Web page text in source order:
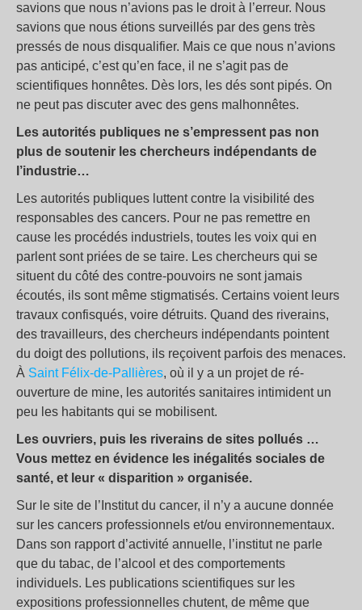
savions que nous n’avions pas le droit à l’erreur. Nous
savions que nous étions surveillés par des gens très
pressés de nous disqualifier. Mais ce que nous n’avions
pas anticipé, c’est qu’en face, il ne s’agit pas de
scientifiques honnêtes. Dès lors, les dés sont pipés. On
ne peut pas discuter avec des gens malhonnêtes.
Les autorités publiques ne s’empressent pas non
plus de soutenir les chercheurs indépendants de
l’industrie…
Les autorités publiques luttent contre la visibilité des
responsables des cancers. Pour ne pas remettre en
cause les procédés industriels, toutes les voix qui en
parlent sont priées de se taire. Les chercheurs qui se
situent du côté des contre-pouvoirs ne sont jamais
écoutés, ils sont même stigmatisés. Certains voient leurs
travaux confisqués, voire détruits. Quand des riverains,
des travailleurs, des chercheurs indépendants pointent
du doigt des pollutions, ils reçoivent parfois des menaces.
À Saint Félix-de-Pallières, où il y a un projet de ré-
ouverture de mine, les autorités sanitaires intimident un
peu les habitants qui se mobilisent.
Les ouvriers, puis les riverains de sites pollués …
Vous mettez en évidence les inégalités sociales de
santé, et leur « disparition » organisée.
Sur le site de l’Institut du cancer, il n’y a aucune donnée
sur les cancers professionnels et/ou environnementaux.
Dans son rapport d’activité annuelle, l’institut ne parle
que du tabac, de l’alcool et des comportements
individuels. Les publications scientifiques sur les
expositions professionnelles chutent, de même que